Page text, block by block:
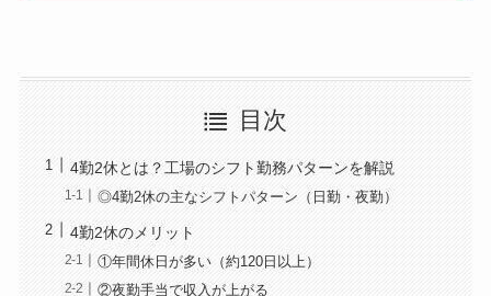
目次
4勤2休とは？工場のシフト勤務パターンを解説
◎4勤2休の主なシフトパターン（日勤・夜勤）
4勤2休のメリット
①年間休日が多い（約120日以上）
②夜勤手当で収入が上がる